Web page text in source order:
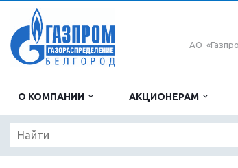
АО
О КОМПАНИИ АКЦИОНЕРАМ